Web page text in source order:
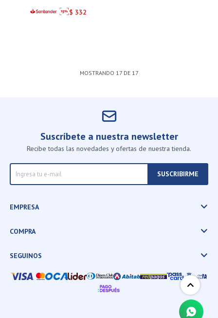
Inigualable
$ 332
MOSTRANDO 17DE 17
Suscríbete a nuestra newsletter
Recibe todas las novedades y ofertas de nuestra tienda.
SUSCRIBIRME
EMPRESA
COMPRA
SEGUINOS